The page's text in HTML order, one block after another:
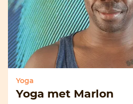
Yoga
Yoga met Marlon